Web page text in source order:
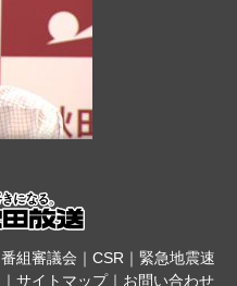
番組審議会 ｜ CSR｜ 緊急地震速
｜ サイトマップ｜ お問い合わせ